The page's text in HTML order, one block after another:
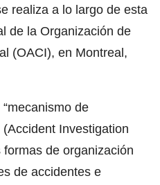
realiza a lo largo de esta
de la Organización de
(OACI), en Montreal,
de
Investigation
de organización
de accidentes e